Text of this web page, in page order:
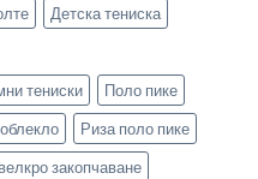
Детска тениска
тениски
Поло пике
Риза поло пике
велкро закопчаване